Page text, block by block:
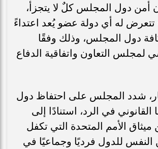
أمن دول المجلس كلٌ لا يتجزأ،
تتعرض له أي دولة عضو يُعد اعتداءً
دول المجلس، وذلك وفقًا
لمجلس التعاون واتفاقية الدفاع
شدد المجلس على احتفاظ دول
في الرد، استنادًا إلى
(51) من ميثاق الأمم المتحدة التي تكفل
للدول فرديًا وجماعيًا في